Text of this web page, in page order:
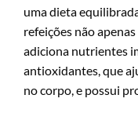
uma dieta
refeições não
adiciona nutrientes
antioxidantes, que
no corpo, e possui